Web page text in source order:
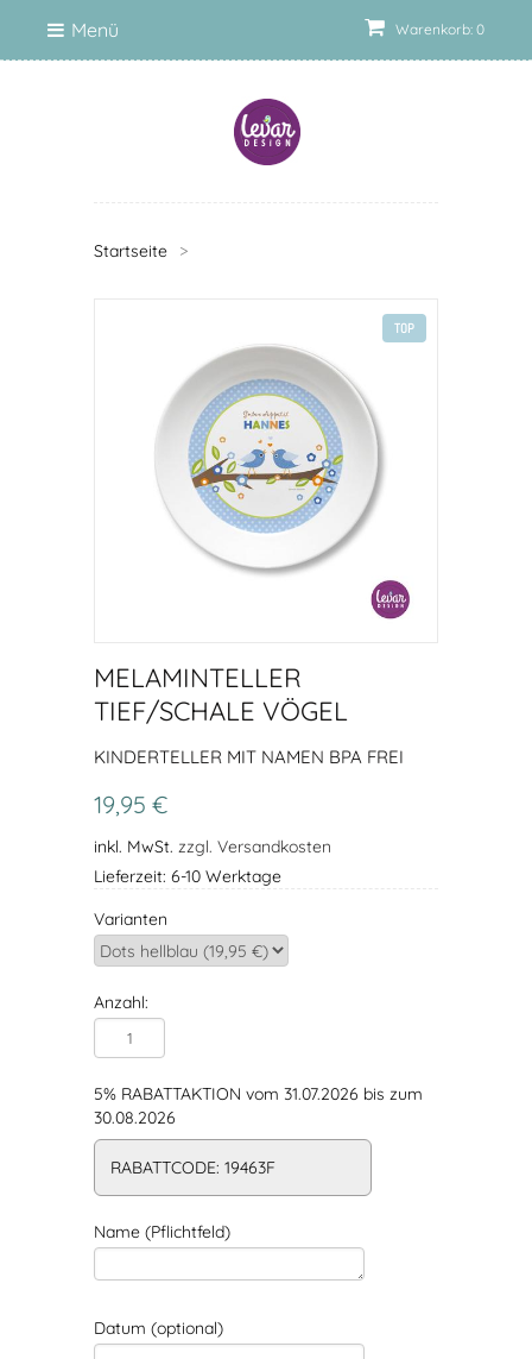
Warenkorb: 0
Menü
Startseite >
TOP
MELAMINTELLER
TIEF/SCHALE VÖGEL
KINDERTELLER MIT NAMEN BPA FREI
19,95 €
inkl. MwSt. zzgl. Versandkosten
Lieferzeit: 6-10 Werktage
Varianten
Anzahl:
5% RABATTAKTION vom 31.07.2026 bis zum
30.08.2026
RABATTCODE: 19463F
Name (Pflichtfeld)
Datum (optional)